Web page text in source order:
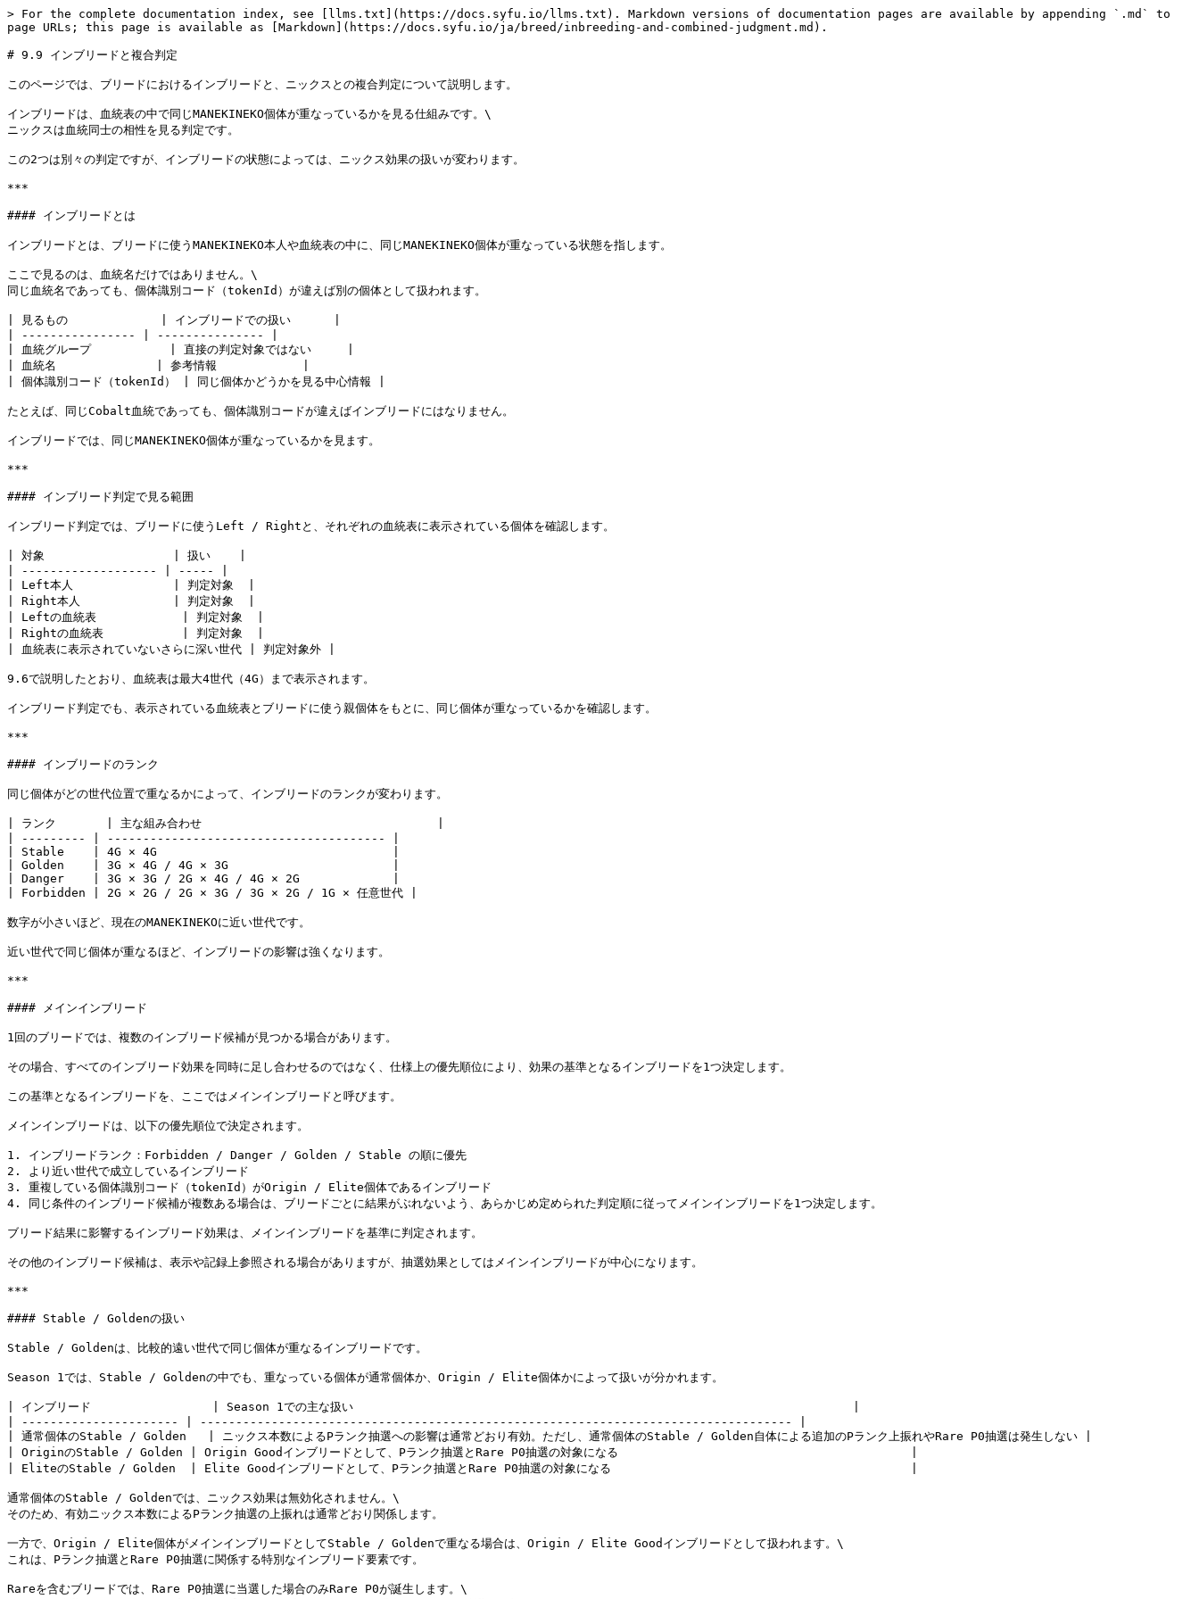
> For the complete documentation index, see [llms.txt](https://docs.syfu.io/llms.txt). Markdown versions of documentation pages are available by appending `.md` to
page URLs; this page is available as [Markdown](https://docs.syfu.io/ja/breed/inbreeding-and-combined-judgment.md).
# 9.9 インブリードと複合判定
このページでは、ブリードにおけるインブリードと、ニックスとの複合判定について説明します。
インブリードは、血統表の中で同じMANEKINEKO個体が重なっているかを見る仕組みです。\
ニックスは血統同士の相性を見る判定です。
この2つは別々の判定ですが、インブリードの状態によっては、ニックス効果の扱いが変わります。
***
#### インブリードとは
インブリードとは、ブリードに使うMANEKINEKO本人や血統表の中に、同じMANEKINEKO個体が重なっている状態を指します。
ここで見るのは、血統名だけではありません。\
同じ血統名であっても、個体識別コード（tokenId）が違えば別の個体として扱われます。
| 見るもの             | インブリードでの扱い      |
| ---------------- | --------------- |
| 血統グループ           | 直接の判定対象ではない     |
| 血統名              | 参考情報            |
| 個体識別コード（tokenId） | 同じ個体かどうかを見る中心情報 |
たとえば、同じCobalt血統であっても、個体識別コードが違えばインブリードにはなりません。
インブリードでは、同じMANEKINEKO個体が重なっているかを見ます。
***
#### インブリード判定で見る範囲
インブリード判定では、ブリードに使うLeft / Rightと、それぞれの血統表に表示されている個体を確認します。
| 対象                  | 扱い    |
| ------------------- | ----- |
| Left本人              | 判定対象  |
| Right本人             | 判定対象  |
| Leftの血統表            | 判定対象  |
| Rightの血統表           | 判定対象  |
| 血統表に表示されていないさらに深い世代 | 判定対象外 |
9.6で説明したとおり、血統表は最大4世代（4G）まで表示されます。
インブリード判定でも、表示されている血統表とブリードに使う親個体をもとに、同じ個体が重なっているかを確認します。
***
#### インブリードのランク
同じ個体がどの世代位置で重なるかによって、インブリードのランクが変わります。
| ランク       | 主な組み合わせ                                 |
| --------- | --------------------------------------- |
| Stable    | 4G × 4G                                 |
| Golden    | 3G × 4G / 4G × 3G                       |
| Danger    | 3G × 3G / 2G × 4G / 4G × 2G             |
| Forbidden | 2G × 2G / 2G × 3G / 3G × 2G / 1G × 任意世代 |
数字が小さいほど、現在のMANEKINEKOに近い世代です。
近い世代で同じ個体が重なるほど、インブリードの影響は強くなります。
***
#### メインインブリード
1回のブリードでは、複数のインブリード候補が見つかる場合があります。
その場合、すべてのインブリード効果を同時に足し合わせるのではなく、仕様上の優先順位により、効果の基準となるインブリードを1つ決定します。
この基準となるインブリードを、ここではメインインブリードと呼びます。
メインインブリードは、以下の優先順位で決定されます。
1. インブリードランク：Forbidden / Danger / Golden / Stable の順に優先
2. より近い世代で成立しているインブリード
3. 重複している個体識別コード（tokenId）がOrigin / Elite個体であるインブリード
4. 同じ条件のインブリード候補が複数ある場合は、ブリードごとに結果がぶれないよう、あらかじめ定められた判定順に従ってメインインブリードを1つ決定します。
ブリード結果に影響するインブリード効果は、メインインブリードを基準に判定されます。
その他のインブリード候補は、表示や記録上参照される場合がありますが、抽選効果としてはメインインブリードが中心になります。
***
#### Stable / Goldenの扱い
Stable / Goldenは、比較的遠い世代で同じ個体が重なるインブリードです。
Season 1では、Stable / Goldenの中でも、重なっている個体が通常個体か、Origin / Elite個体かによって扱いが分かれます。
| インブリード                 | Season 1での主な扱い                                                                      |
| ---------------------- | ----------------------------------------------------------------------------------- |
| 通常個体のStable / Golden   | ニックス本数によるPランク抽選への影響は通常どおり有効。ただし、通常個体のStable / Golden自体による追加のPランク上振れやRare P0抽選は発生しない |
| OriginのStable / Golden | Origin Goodインブリードとして、Pランク抽選とRare P0抽選の対象になる                                         |
| EliteのStable / Golden  | Elite Goodインブリードとして、Pランク抽選とRare P0抽選の対象になる                                          |
通常個体のStable / Goldenでは、ニックス効果は無効化されません。\
そのため、有効ニックス本数によるPランク抽選の上振れは通常どおり関係します。
一方で、Origin / Elite個体がメインインブリードとしてStable / Goldenで重なる場合は、Origin / Elite Goodインブリードとして扱われます。\
これは、Pランク抽選とRare P0抽選に関係する特別なインブリード要素です。
Rareを含むブリードでは、Rare P0抽選に当選した場合のみRare P0が誕生します。\